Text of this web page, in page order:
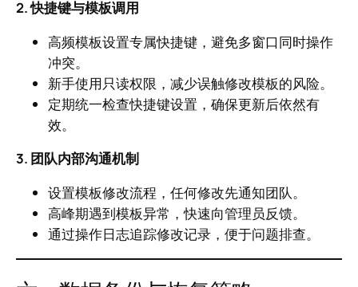
2. 快捷键与模板调用
高频模板设置专属快捷键，避免多窗口同时操作
冲突。
新手使用只读权限，减少误触修改模板的风险。
定期统一检查快捷键设置，确保更新后依然有
效。
3. 团队内部沟通机制
设置模板修改流程，任何修改先通知团队。
高峰期遇到模板异常，快速向管理员反馈。
通过操作日志追踪修改记录，便于问题排查。